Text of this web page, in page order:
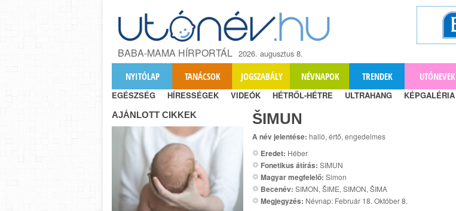
BABA-MAMA HÍRPORTÁL 2026. augusztus 8.
NYITÓLAP TANÁCSOK JOGSZABÁLY NÉVNAPOK TRENDEK UTÓNEVEK
EGÉSZSÉG HÍRESSÉGEK VIDEÓK HÉTRŐL-HÉTRE ULTRAHANG KÉPGALÉRIA
ŠIMUN
A név jelentése: halló, értő, engedelmes
Eredet: Héber
Fonetikus átírás: SIMUN
Magyar megfelelő: Simon
Becenév: SIMON, ŠIME, SIMON, ŠIMA
Megjegyzés: Névnap: Február 18. Október 8.
AJÁNLOTT CIKKEK